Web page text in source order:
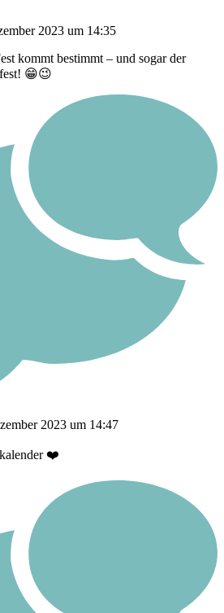
2023 um 14:35
kommt bestimmt – und sogar der
😁😉
2023 um 14:47
❤️